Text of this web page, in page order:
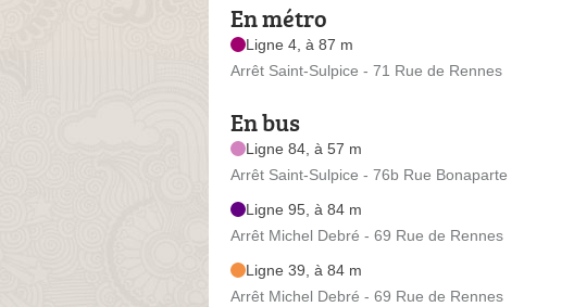
En métro
Ligne 4, à 87 m
Arrêt Saint-Sulpice - 71 Rue de Rennes
En bus
Ligne 84, à 57 m
Arrêt Saint-Sulpice - 76b Rue Bonaparte
Ligne 95, à 84 m
Arrêt Michel Debré - 69 Rue de Rennes
Ligne 39, à 84 m
Arrêt Michel Debré - 69 Rue de Rennes